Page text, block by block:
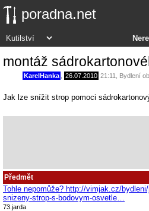
poradna.net
montáž
KarelHanka 26.07.2010 21:11 Bydlení
Jak lze snížit strop pomoci
Předmět
Tohle nepomůže? http://vimjak.cz/
snizeny-strop-s-bodovym-osvetle…
73.jarda